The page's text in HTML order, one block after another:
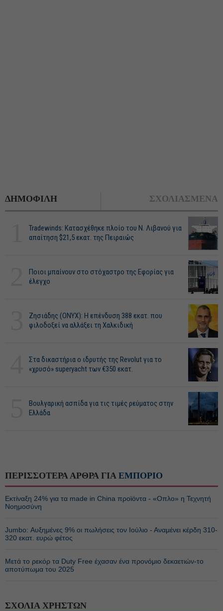
ΔΗΜΟΦΙΛΗ ΣΧΟΛΙΑΣΜΕΝΑ
Tradewinds: Κατασχέθηκε πλοίο του Ν. Λιβανού για
απαίτηση $21,5 εκατ. της Πειραιώς
Ποιοι μπαίνουν στο στόχαστρο της Εφορίας για
έλεγχο
Ζησιάδης (ONYX): Η επένδυση 388 εκατ. που
φιλοδοξεί να αλλάξει τη Χαλκιδική
Στα δικαστήρια ο ιδρυτής της Revolut για το
«χρυσό» superyacht των €350 εκατ.
Βουλγαρική ασπίδα για τις τιμές ρεύματος στην
Ελλάδα
ΠΕΡΙΣΣΟΤΕΡΑ ΑΡΘΡΑ ΓΙΑ ΕΜΠΟΡΙΟ
Εκτίναξη 24% για τα made in China προϊόντα - «Οπλο» η Τεχνητή
Νοημοσύνη
Jumbo: Αυξημένες 9% οι πωλήσεις τον Ιούλιο - Αναμένει κέρδη 310-
320 εκατ. ευρώ φέτος
Μετά το ρεκόρ τα Duty Free έχασαν ένα προνόμιο δεκαετιών-το
αποτύπωμα του 2025
ΣΧΟΛΙΑ ΧΡΗΣΤΩΝ